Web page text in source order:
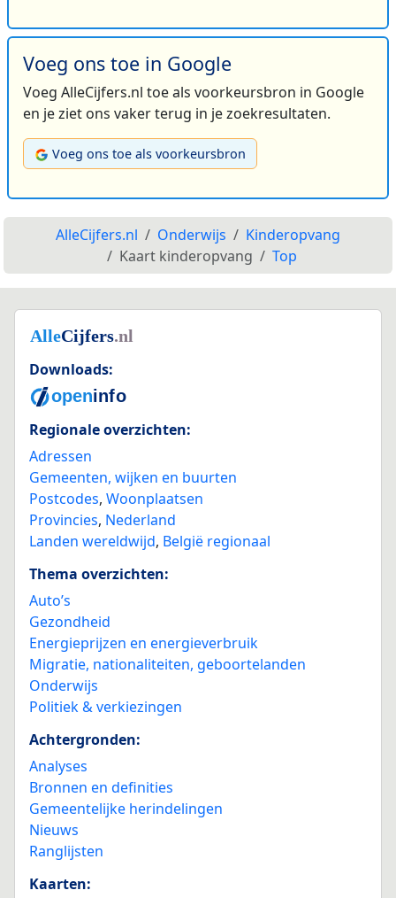
Voeg ons toe in Google
Voeg AlleCijfers.nl toe als voorkeursbron in Google
en je ziet ons vaker terug in je zoekresultaten.
Voeg ons toe als voorkeursbron
AlleCijfers.nl Onderwijs
Kinderopvang
Kaart kinderopvang
Top
Downloads:
Regionale overzichten:
Adressen
Gemeenten, wijken en buurten
Postcodes, Woonplaatsen
Provincies, Nederland
Landen wereldwijd, België regionaal
Thema overzichten:
Auto’s
Gezondheid
Energieprijzen en energieverbruik
Migratie, nationaliteiten, geboortelanden
Onderwijs
Politiek & verkiezingen
Achtergronden:
Analyses
Bronnen en definities
Gemeentelijke herindelingen
Nieuws
Ranglijsten
Kaarten: